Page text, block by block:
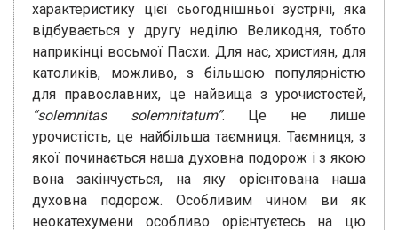
характеристику цієї сьогоднішньої зустрічі, яка
відбувається у другу неділю Великодня, тобто
наприкінці восьмої Пасхи. Для нас, християн, для
католиків, можливо, з більшою популярністю
для православних, це найвища з урочистостей,
“solemnitas solemnitatum”. Це не лише
урочистість, це найбільша таємниця. Таємниця, з
якої починається наша духовна подорож і з якою
вона закінчується, на яку орієнтована наша
духовна подорож. Особливим чином ви як
неокатехумени особливо орієнтуєтесь на цю